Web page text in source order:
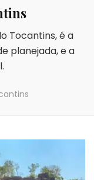
Tocantins, é a
planejada, e a